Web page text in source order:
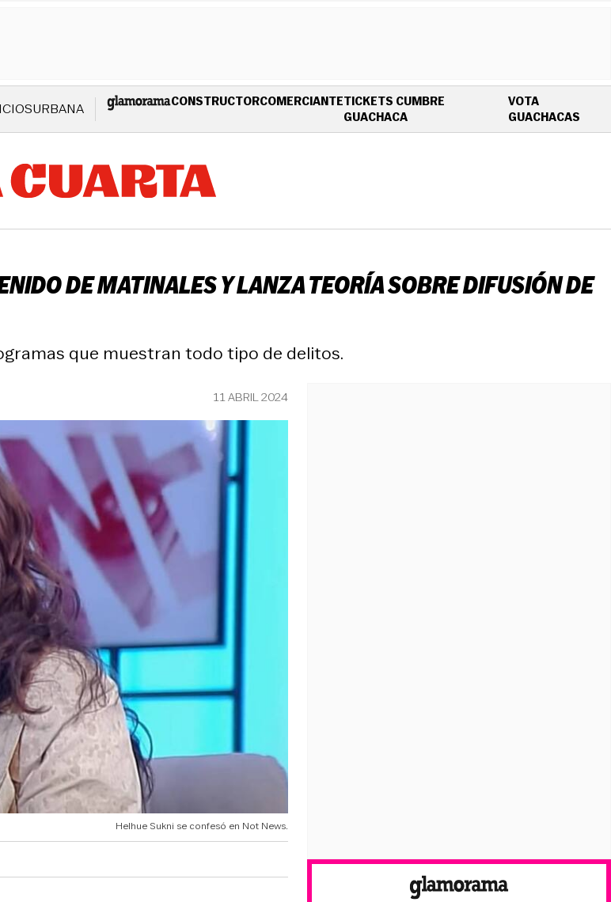
URBANA CONSTRUCTORCOMERCIANTETICKETS CUMBRE
GUACHACAOPENS IN NEW WINDOW
VOTA
GUACHACAS
DE MATINALES Y LANZA TEORÍA SOBRE DIFUSIÓN DE
que muestran todo tipo de delitos.
11 ABRIL 2024
Helhue Sukni se confesó en Not News.